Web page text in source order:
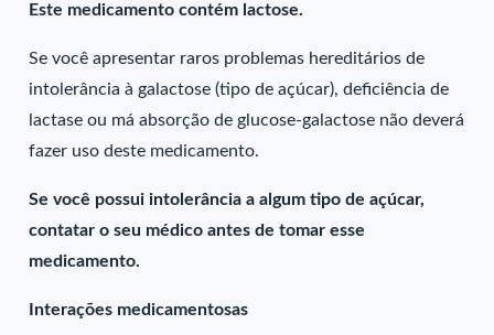
Este medicamento contém lactose.
Se você apresentar raros problemas hereditários de
intolerância à galactose (tipo de açúcar), deficiência de
lactase ou má absorção de glucose-galactose não deverá
fazer uso deste medicamento.
Se você possui intolerância a algum tipo de açúcar,
contatar o seu médico antes de tomar esse
medicamento.
Interações medicamentosas